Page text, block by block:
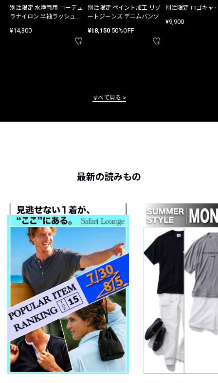
別注限定 水陸両用 コーデュ
ラナイロン 半袖ラッシュガ
¥14,300
別注限定 ペイント加工 リゾ
ートジーンズ デニムパンツ
¥18,150 50%OFF
別注限定 ロゴキャ
¥9,900
すべて見る
最新の読みもの